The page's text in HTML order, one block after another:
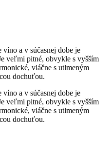
a v súčasnej dobe je
veľmi pitné, obvykle s vyšším
vláčne s utlmeným
dochuťou.
a v súčasnej dobe je
veľmi pitné, obvykle s vyšším
vláčne s utlmeným
dochuťou.